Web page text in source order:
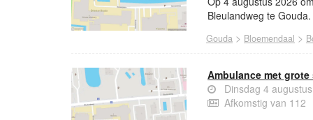
Bleulandweg te Gouda.
Gouda > Bloemendaal >
Ambulance met
Dinsdag 4
Afkomstig van 112